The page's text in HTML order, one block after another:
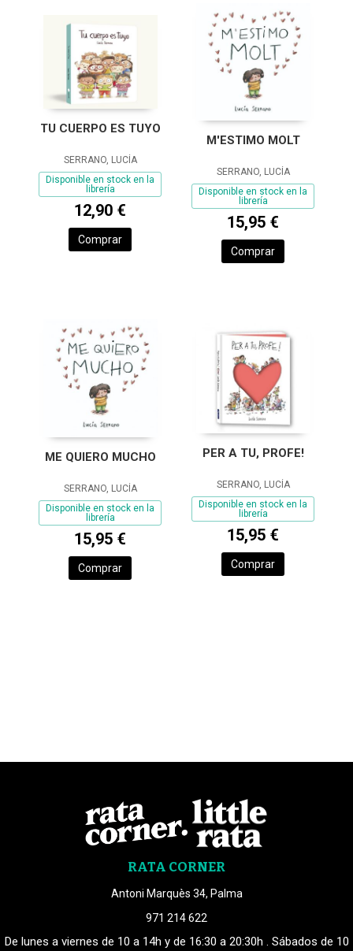
TU CUERPO ES TUYO
SERRANO, LUCÍA
Disponible en stock en la
librería
12,90 €
Comprar
M'ESTIMO MOLT
SERRANO, LUCÍA
Disponible en stock en la
librería
15,95 €
Comprar
ME QUIERO MUCHO
SERRANO, LUCÍA
Disponible en stock en la
librería
15,95 €
Comprar
PER A TU, PROFE!
SERRANO, LUCÍA
Disponible en stock en la
librería
15,95 €
Comprar
RATA CORNER
Antoni Marquès 34, Palma
971 214 622
De lunes a viernes de 10 a 14h y de 16:30 a 20:30h . Sábados de 10